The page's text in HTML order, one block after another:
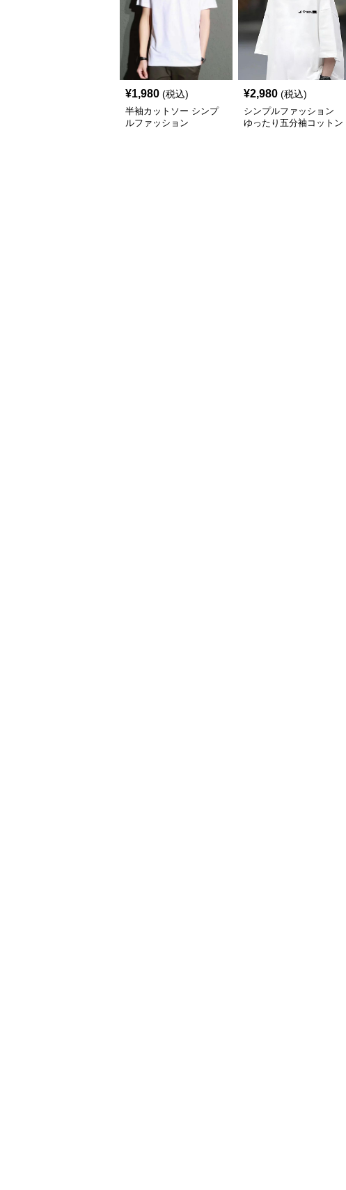
¥1,980 (税込)
半袖カットソー シンプ
ルファッション
¥2,980 (税込)
シンプルファッション
ゆったり五分袖コットン